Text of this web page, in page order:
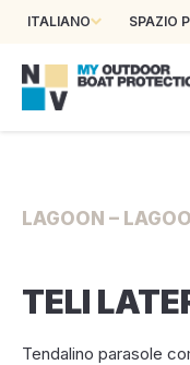
ITALIANO SPAZIO
LAGOON –
TELI
Tendalino parasole